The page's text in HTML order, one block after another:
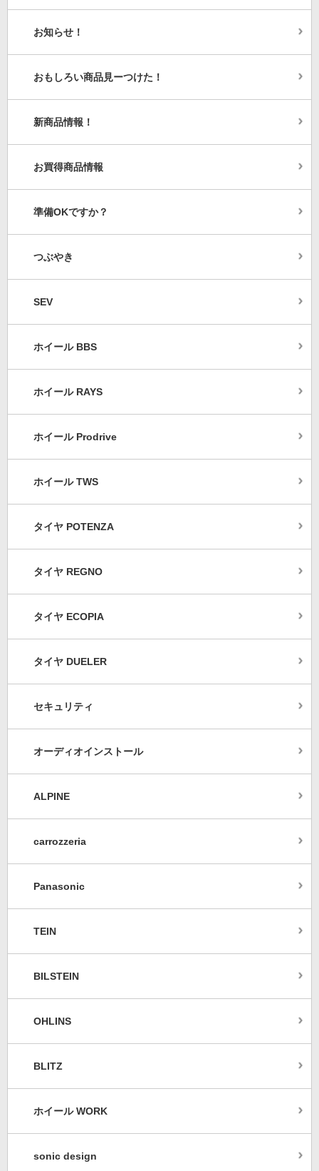
お知らせ！
おもしろい商品見ーつけた！
新商品情報！
お買得商品情報
準備OKですか？
つぶやき
SEV
ホイール BBS
ホイール RAYS
ホイール Prodrive
ホイール TWS
タイヤ POTENZA
タイヤ REGNO
タイヤ ECOPIA
タイヤ DUELER
セキュリティ
オーディオインストール
ALPINE
carrozzeria
Panasonic
TEIN
BILSTEIN
OHLINS
BLITZ
ホイール WORK
sonic design